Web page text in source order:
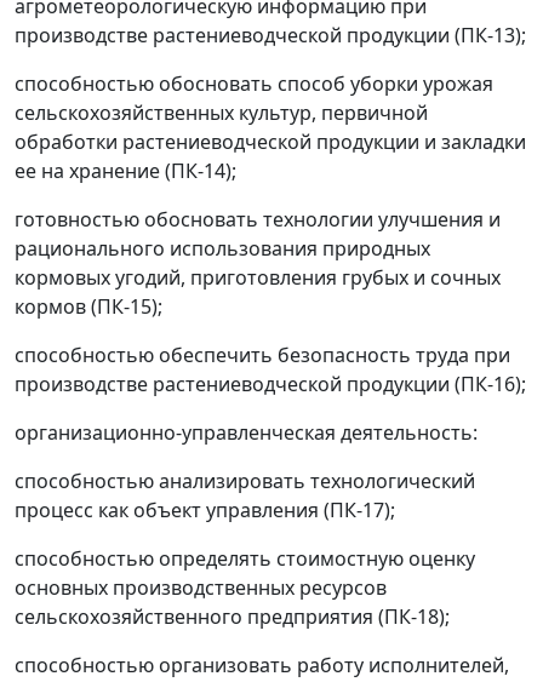
агрометеорологическую информацию при
производстве растениеводческой продукции (ПК-13);
способностью обосновать способ уборки урожая
сельскохозяйственных культур, первичной
обработки растениеводческой продукции и закладки
ее на хранение (ПК-14);
готовностью обосновать технологии улучшения и
рационального использования природных
кормовых угодий, приготовления грубых и сочных
кормов (ПК-15);
способностью обеспечить безопасность труда при
производстве растениеводческой продукции (ПК-16);
организационно-управленческая деятельность:
способностью анализировать технологический
процесс как объект управления (ПК-17);
способностью определять стоимостную оценку
основных производственных ресурсов
сельскохозяйственного предприятия (ПК-18);
способностью организовать работу исполнителей,